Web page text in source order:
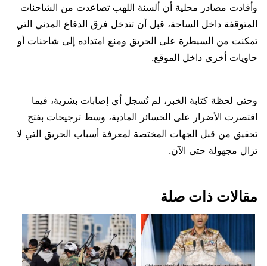
وأفادت مصادر محلية أن ألسنة اللهب تصاعدت من الشاحنات
المتوقفة داخل الساحة، قبل أن تتدخل فرق الدفاع المدني التي
تمكنت من السيطرة على الحريق ومنع امتداده إلى شاحنات أو
حاويات أخرى داخل الموقع.
وحتى لحظة كتابة الخبر، لم تُسجل أي إصابات بشرية، فيما
اقتصرت الأضرار على الخسائر المادية، وسط ترجيحات بفتح
تحقيق من قبل الجهات المختصة لمعرفة أسباب الحريق التي لا
تزال مجهولة حتى الآن.
مقالات ذات صلة